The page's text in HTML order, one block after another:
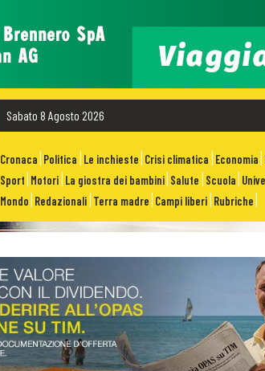
Sabato 8 Agosto 2026
Cronaca Politica Le inchieste Crisi climatica Economia
Sport Motori La giostra dei bambini Salute Scuola
Mondo Redazionali Terra madre Campi liberi Rubriche